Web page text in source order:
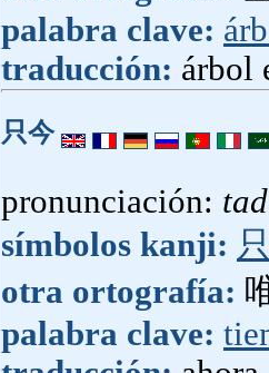
palabra clave:
traducción: árbol
只今
pronunciación:
símbolos kanji:
otra ortografía:
palabra clave: